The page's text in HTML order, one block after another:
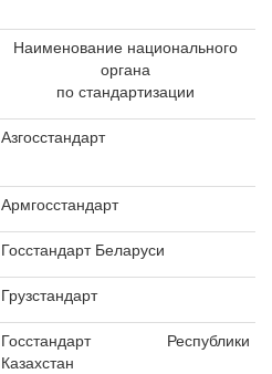
Наименование национального
органа
по стандартизации
Азгосстандарт
Армгосстандарт
Госстандарт Беларуси
Грузстандарт
Госстандарт Республики
Казахстан